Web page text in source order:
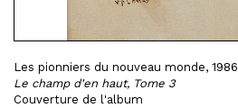
Les pionniers du nouveau monde, 1986
Le champ d'en haut, Tome 3
Couverture de l'album